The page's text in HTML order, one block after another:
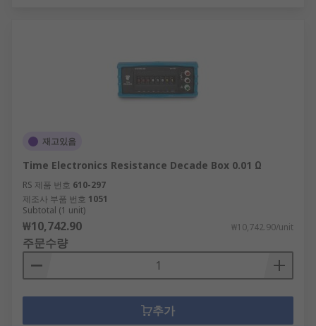
재고있음
Time Electronics Resistance Decade Box 0.01 Ω
RS 제품 번호 610-297
제조사 부품 번호 1051
Subtotal (1 unit)
₩10,742.90 ₩10,742.90/unit
주문수량
추가